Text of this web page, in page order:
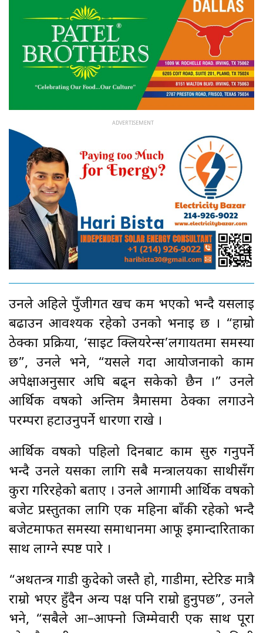
उनले अहिले पुँजीगत खर्च कम भएको भन्दै यसलाई
बढाउन आवश्यक रहेको उनको भनाइ छ । “हाम्रो
ठेक्का प्रक्रिया, ‘साइट क्लियरेन्स’लगायतमा समस्या
छ”, उनले भने, “यसले गर्दा आयोजनाको काम
अपेक्षाअनुसार अघि बढ्न सकेको छैन ।” उनले
आर्थिक वर्षको अन्तिम त्रैमासमा ठेक्का लगाउने
परम्परा हटाउनुपर्ने धारणा राखे ।
आर्थिक वर्षको पहिलो दिनबाट काम सुरु गर्नुपर्ने
भन्दै उनले यसका लागि सबै मन्त्रालयका साथीसँग
कुरा गरिरहेको बताए । उनले आगामी आर्थिक वर्षको
बजेट प्रस्तुतका लागि एक महिना बाँकी रहेको भन्दै
बजेटमार्फत समस्या समाधानमा आफू इमान्दारिताका
साथ लाग्ने स्पष्ट पारे ।
“अर्थतन्त्र गाडी कुदेको जस्तै हो, गाडीमा, स्टेरिङ मात्रै
राम्रो भएर हुँदैन अन्य पक्ष पनि राम्रो हुनुपर्छ”, उनले
भने, “सबैले आ–आफ्नो जिम्मेवारी एक साथ पूरा